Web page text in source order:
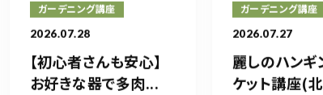
ガーデニング講座
2026.07.28
【初心者さんも安心】
お好きな器で多肉...
ガーデニング講座
2026.07.27
麗しのハンギ
ケット講座(